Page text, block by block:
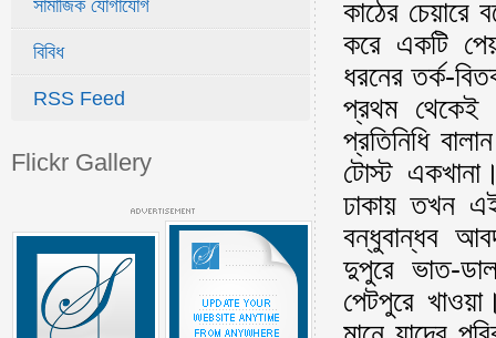
কাঠের চেয়ারে
করে একটি
ধরনের তর্ক-
প্রথম থেকেই
প্রতিনিধি
টোস্ট
ঢাকায় তখন
বন্ধুবান্ধব
দুপুরে ভাত-
পেটপুরে
সামাজিক যোগাযোগ
বিবিধ
RSS Feed
Flickr Gallery